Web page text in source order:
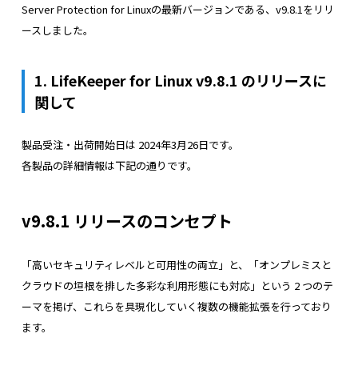
Server Protection for Linuxの最新バージョンである、v9.8.1をリリ
ースしました。
1. LifeKeeper for Linux v9.8.1 のリリースに
関して
製品受注・出荷開始日は 2024年3月26日です。
各製品の詳細情報は下記の通りです。
v9.8.1 リリースのコンセプト
「高いセキュリティレベルと可用性の両立」と、「オンプレミスと
クラウドの垣根を排した多彩な利用形態にも対応」という 2 つのテ
ーマを掲げ、これらを具現化していく複数の機能拡張を行っており
ます。